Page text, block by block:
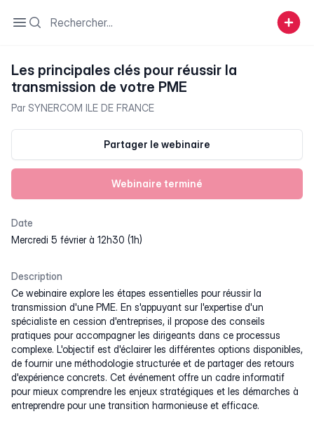
Open sidebar
Search
Les principales clés pour réussir la
transmission de votre PME
Par SYNERCOM ILE DE FRANCE
Partager le webinaire
Webinaire terminé
Date
mercredi 5 février à 12h30 (1h)
Description
Ce webinaire explore les étapes essentielles pour réussir la
transmission d'une PME. En s'appuyant sur l'expertise d'un
spécialiste en cession d'entreprises, il propose des conseils
pratiques pour accompagner les dirigeants dans ce processus
complexe. L'objectif est d'éclairer les différentes options disponibles,
de fournir une méthodologie structurée et de partager des retours
d'expérience concrets. Cet événement offre un cadre informatif
pour mieux comprendre les enjeux stratégiques et les démarches à
entreprendre pour une transition harmonieuse et efficace.